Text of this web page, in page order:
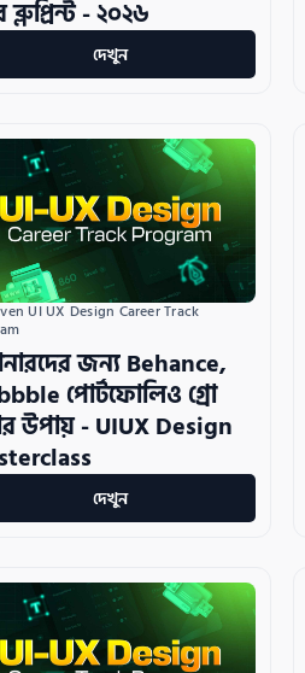
ব্লুপ্রিন্ট - ২০২৬
দেখুন
UI UX Design Career Track
জন্য Behance,
পোর্টফোলিও গ্রো
উপায় - UIUX Design
দেখুন